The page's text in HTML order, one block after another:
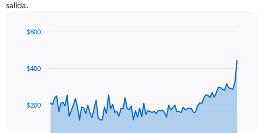
salida.
data
The
$200
$400
$600